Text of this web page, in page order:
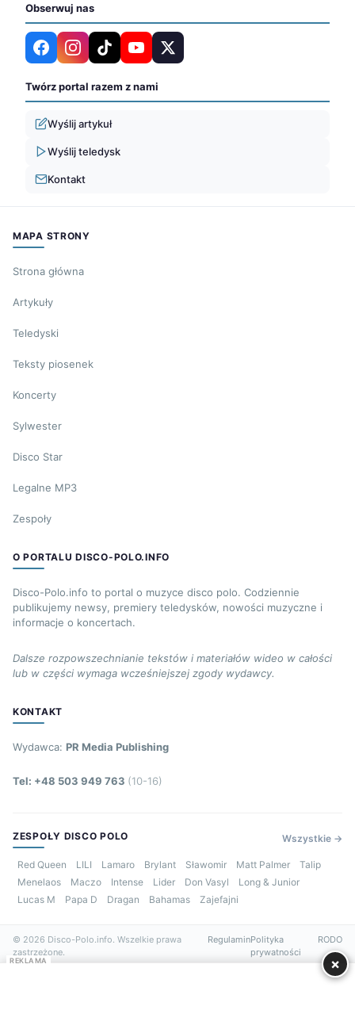
Obserwuj nas
Twórz portal razem z nami
Wyślij artykuł
Wyślij teledysk
Kontakt
MAPA STRONY
Strona główna
Artykuły
Teledyski
Teksty piosenek
Koncerty
Sylwester
Disco Star
Legalne MP3
Zespoły
O PORTALU DISCO-POLO.INFO
Disco-Polo.info to portal o muzyce disco polo. Codziennie
publikujemy newsy, premiery teledysków, nowości muzyczne i
informacje o koncertach.
Dalsze rozpowszechnianie tekstów i materiałów wideo w całości
lub w części wymaga wcześniejszej zgody wydawcy.
KONTAKT
Wydawca: PR Media Publishing
Tel: +48 503 949 763 (10-16)
ZESPOŁY DISCO POLO Wszystkie →
Red Queen LILI Lamaro Brylant Sławomir Matt Palmer
Talip
Menelaos
Maczo Intense Lider Don Vasyl
Long & Junior
Lucas M
Papa D Dragan Bahamas Zajefajni
© 2026 Disco-Polo.info. Wszelkie prawa
zastrzeżone.
RegulaminPolityka
prywatności
RODO
REKLAMA ×